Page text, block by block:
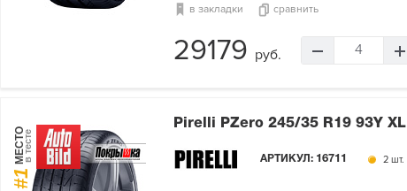
в закладки сравнить
29179 руб. 4
#1
МЕСТОв тесте
Pirelli PZero 245/35 R19 93Y XL
АРТИКУЛ: 16711 2 шт.